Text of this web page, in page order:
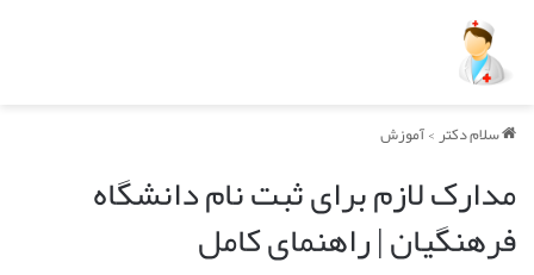
سلام دکتر>آموزش
مدارک لازم برای ثبت نام دانشگاه
فرهنگیان | راهنمای کامل